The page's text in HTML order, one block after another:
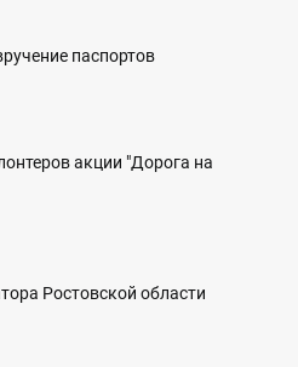
паспортов
акции "Дорога на
Ростовской области